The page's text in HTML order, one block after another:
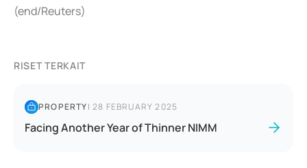
(end/Reuters)
RISET TERKAIT
PROPERTY|28 FEBRUARY 2025
Facing Another Year of Thinner NIMM